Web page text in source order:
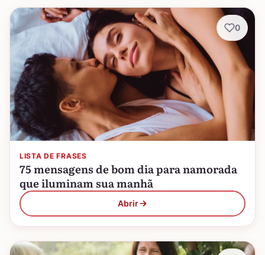
LISTA DE FRASES
75 mensagens de bom dia para namorada
que iluminam sua manhã
Abrir
0